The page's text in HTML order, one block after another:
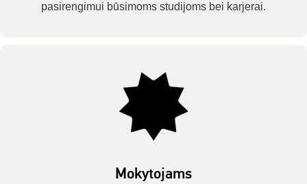
pasirengimui būsimoms studijoms bei karjerai.
Mokytojams